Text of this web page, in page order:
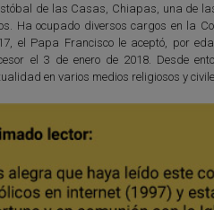
de las Casas, Chiapas, una de
Ha ocupado diversos cargos en la
el Papa Francisco le aceptó, por
el 3 de enero de 2018. Desde
en varios medios religiosos y